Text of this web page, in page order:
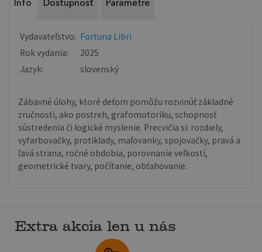
Info Dostupnosť Parametre
Vydavateľstvo: Fortuna Libri
Rok vydania:
2025
Jazyk:
slovenský
Zábavné úlohy, ktoré deťom pomôžu rozvinúť základné
zručnosti, ako postreh, grafomotoriku, schopnosť
sústredenia či logické myslenie. Precvičia si: rozdiely,
vyfarbovačky, protiklady, maľovanky, spojovačky, pravá a
ľavá strana, ročné obdobia, porovnanie veľkostí,
geometrické tvary, počítanie, obťahovanie.
Extra akcia len u nás